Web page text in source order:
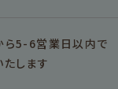
ら5-6営業日以内で
します